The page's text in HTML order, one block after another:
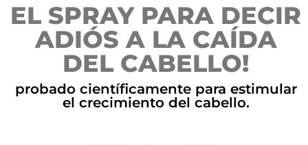
EL SPRAY PARA DECIR
ADIÓS A LA CAÍDA
DEL CABELLO!
probado científicamente para estimular
el crecimiento del cabello.